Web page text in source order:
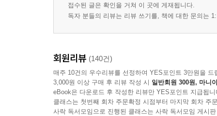
접수된 글은 확인을 거쳐 이 곳에 게재됩니다.
독자 분들의 리뷰는 리뷰 쓰기를, 책에 대한 문의는
회원리뷰 (140건)
매주 10건의 우수리뷰를 선정하여 YES포인트 3만원을 드
3,000원 이상 구매 후 리뷰 작성 시 일반회원 300원, 마니
eBook은 다운로드 후 작성한 리뷰만 YES포인트 지급됩니
클래스는 첫번째 회차 주문확정 시점부터 마지막 회차 주
사락 독서모임으로 진행된 클래스는 사락 독서모임 게시